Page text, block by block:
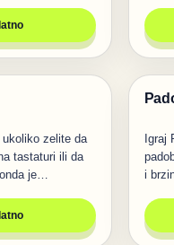
zelite da
tastaturi ili da
je…
Igre
Igraj
i